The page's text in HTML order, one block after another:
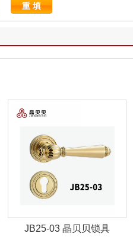
JB25-03 晶贝贝锁具